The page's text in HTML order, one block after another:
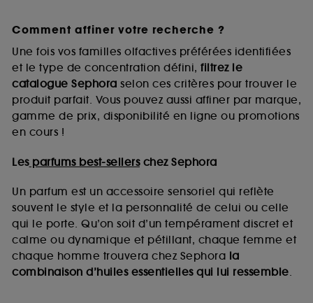
Comment affiner votre recherche ?
Une fois vos familles olfactives préférées identifiées
et le type de concentration défini, filtrez le
catalogue Sephora selon ces critères pour trouver le
produit parfait. Vous pouvez aussi affiner par marque,
gamme de prix, disponibilité en ligne ou promotions
en cours !
Lesparfums best-sellerschez Sephora
Un parfum est un accessoire sensoriel qui reflète
souvent le style et la personnalité de celui ou celle
qui le porte. Qu’on soit d’un tempérament discret et
calme ou dynamique et pétillant, chaque femme et
chaque homme trouvera chez Sephora la
combinaison d’huiles essentielles qui lui ressemble.